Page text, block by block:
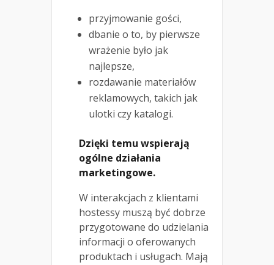
przyjmowanie gości,
dbanie o to, by pierwsze
wrażenie było jak
najlepsze,
rozdawanie materiałów
reklamowych, takich jak
ulotki czy katalogi.
Dzięki temu wspierają
ogólne działania
marketingowe.
W interakcjach z klientami
hostessy muszą być dobrze
przygotowane do udzielania
informacji o oferowanych
produktach i usługach. Mają